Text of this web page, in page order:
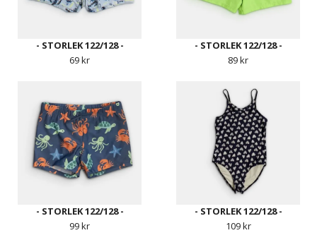
- STORLEK 122/128 -
69 kr
- STORLEK 122/128 -
89 kr
- STORLEK 122/128 -
99 kr
- STORLEK 122/128 -
109 kr